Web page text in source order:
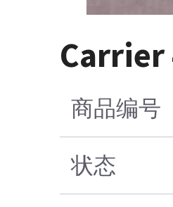
Carrier
商品编号
状态